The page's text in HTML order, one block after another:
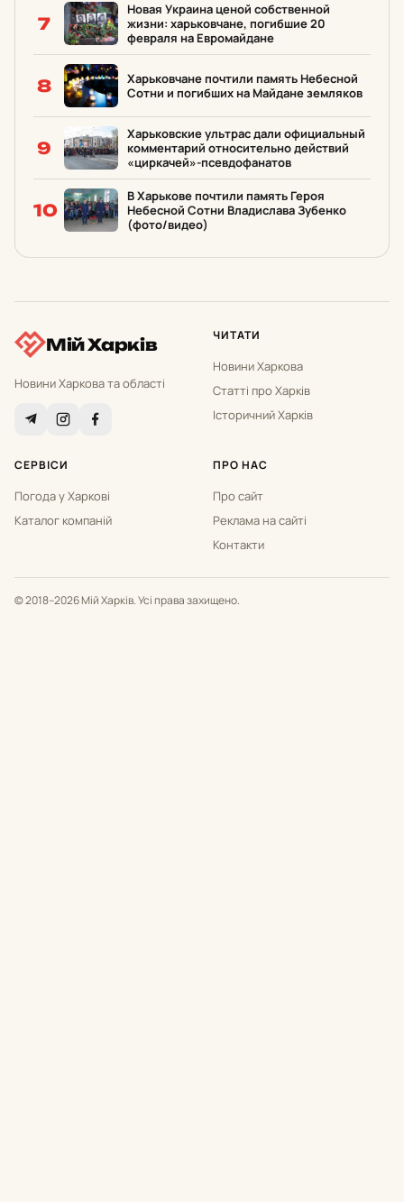
7
Новая Украина ценой собственной
жизни: харьковчане, погибшие 20
февраля на Евромайдане
8
Харьковчане почтили память Небесной
Сотни и погибших на Майдане земляков
9
Харьковские ультрас дали официальный
комментарий относительно действий
«циркачей»-псевдофанатов
10
В Харькове почтили память Героя
Небесной Cотни Владислава Зубенко
(фото/видео)
Мій Харків
Новини Харкова та області
ЧИТАТИ
Новини Харкова
Статті про Харків
Історичний Харків
СЕРВІСИ
Погода у Харкові
Каталог компаній
ПРО НАС
Про сайт
Реклама на сайті
Контакти
© 2018–2026 Мій Харків. Усі права захищено.